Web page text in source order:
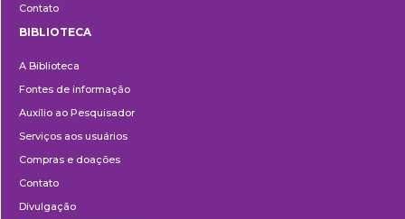
Contato
BIBLIOTECA
A Biblioteca
Fontes de informação
Auxílio ao Pesquisador
Serviços aos usuários
Compras e doações
Contato
Divulgação